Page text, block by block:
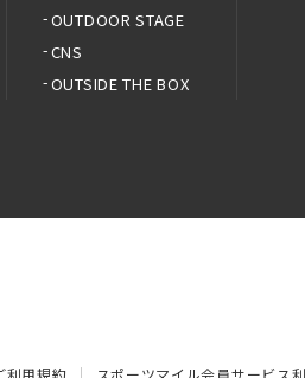
OUTDOOR STAGE
CNS
OUTSIDE THE BOX
利用規約 スポーツマイル会員サービス